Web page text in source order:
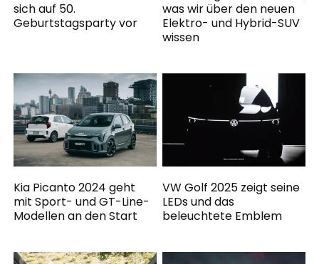
sich auf 50.
Geburtstagsparty vor
was wir über den neuen
Elektro- und Hybrid-SUV
wissen
Kia Picanto 2024 geht
mit Sport- und GT-Line-
Modellen an den Start
VW Golf 2025 zeigt seine
LEDs und das
beleuchtete Emblem